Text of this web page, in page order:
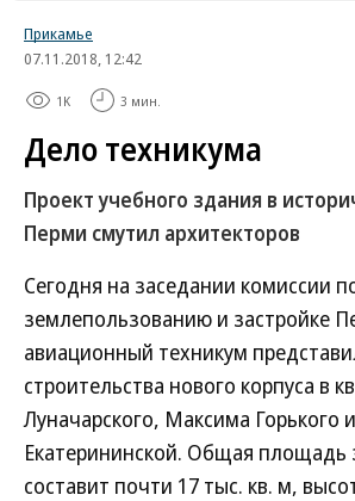
Прикамье
07.11.2018, 12:42
1K 3 мин.
Дело техникума
Проект учебного здания в
Перми смутил архитекторов
Сегодня на заседании комиссии
землепользованию и застройке
авиационный техникум
строительства нового корпуса в
Луначарского, Максима Горького и
Екатерининской. Общая площадь
составит почти 17 тыс. кв. м,